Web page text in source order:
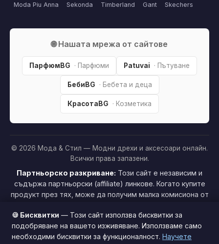
Moda Piu Anna
Sekonda Timberland Gant Skechers
🌐 Нашата мрежа от сайтове
ПарфюмBG · Парфюми Patuvai · Пътуване
БебиBG · Бебета и деца
КрасотаBG · Козметика
© 2026 Мода & Стил — Модни дрехи и аксесоари онлайн.
Всички права запазени.
Партньорско разкриване: Този сайт е независим и
съдържа партньорски (affiliate) линкове. Когато купите
продукт през тях, може да получим малка комисиона от
ни помага да поддържаме сайта безплатен.
печелим »
Този сайт използва бисквитки за по-добро потребителско
🍪 Бисквитки — Този сайт използва бисквитки за
подобряване на вашето изживяване. Използваме само
необходими бисквитки за функционалност. Научете